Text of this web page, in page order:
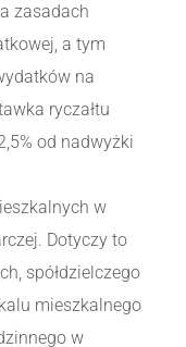
zasadach
a tym
na
ryczałtu
od nadwyżki
w
Dotyczy to
spółdzielczego
mieszkalnego
w